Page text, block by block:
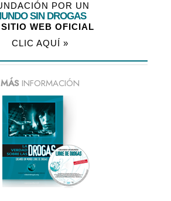
POR UN
SIN DROGAS
WEB OFICIAL
CLIC AQUÍ »
MÁSINFORMACIÓN